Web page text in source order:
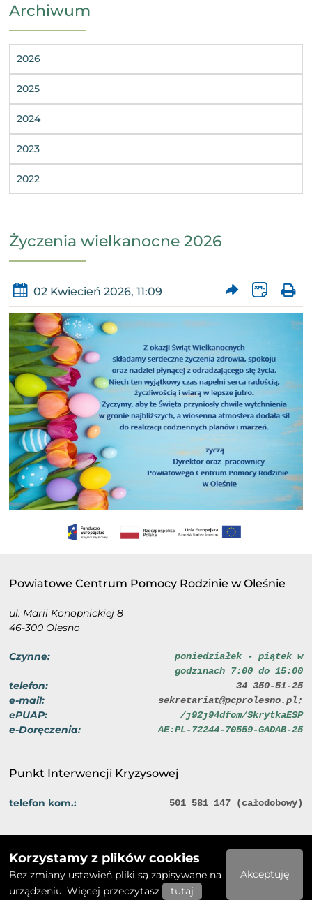
Archiwum
2026
2025
2024
2023
2022
Życzenia wielkanocne 2026
02 Kwiecień 2026, 11:09
Powiatowe Centrum Pomocy Rodzinie w Oleśnie
ul. Marii Konopnickiej 8
46-300 Olesno
Czynne:
poniedziałek - piątek w
godzinach 7:00 do 15:00
telefon: 34 350-51-25
e-mail: sekretariat@pcprolesno.pl;
ePUAP: /j92j94dfom/SkrytkaESP
e-Doręczenia: AE:PL-72244-70559-GADAB-25
Punkt Interwencji Kryzysowej
telefon kom.: 501 581 147 (całodobowy)
2026 © Powiatowe Centrum Pomocy Rodzinie w Oleśnie
Korzystamy z plików cookies
Bez zmiany ustawień pliki są zapisywane na
urządzeniu. Więcej przeczytasz
tutaj
Akceptuję